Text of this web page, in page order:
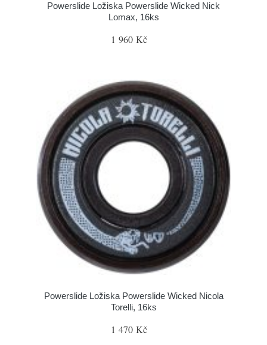
Powerslide Ložiska Powerslide Wicked Nick
Lomax, 16ks
1 960 Kč
Powerslide Ložiska Powerslide Wicked Nicola
Torelli, 16ks
1 470 Kč